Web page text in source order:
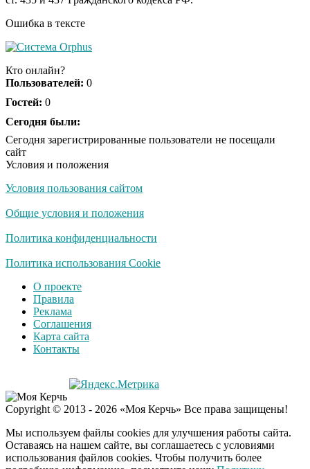
шоке от увиденного
Ролик из Омска: вы
Ржу не переставая, это
не раз
Скрытая камера на
люди вытворяют, когда
Ролик длится
смеяться вы будете
Королева вагона
отожгла! Видео не
оставит равнодушным
Петербурге мальчика
ждут проверки
Ошибка в тексте
Кто онлайн?
Пользователей: 0
Гостей: 0
Сегодня были:
Сегодня зарегистрированные пользователи не посещали
сайт
Условия и положения
Условия пользования сайтом
Общие условия и положения
Политика конфиденциальности
Политика использования Cookie
О проекте
Правила
Реклама
Соглашения
Карта сайта
Контакты
Copyright © 2013 - 2026 «Моя Керчь» Все права защищены!
Мы используем файлы cookies для улучшения работы сайта.
Оставаясь на нашем сайте, вы соглашаетесь с условиями
использования файлов cookies. Чтобы получить более